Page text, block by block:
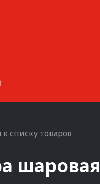
к списку товаров
шаровая